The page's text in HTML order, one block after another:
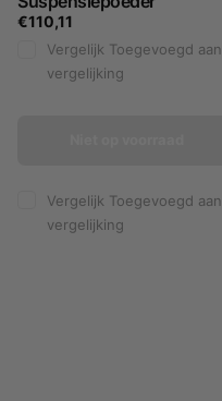
€110,11
Vergelijk Toegevoegd aan
vergelijking
Vergelijk Toegevoegd aan
vergelijking